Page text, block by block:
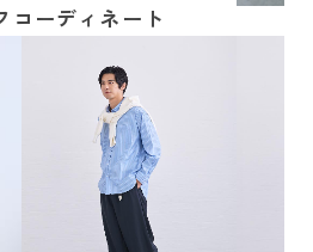
コーディネート